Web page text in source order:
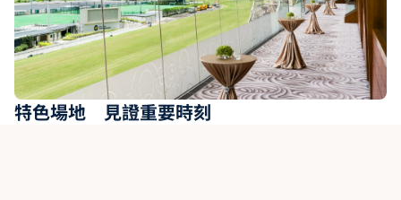
特色場地 見證重要時刻